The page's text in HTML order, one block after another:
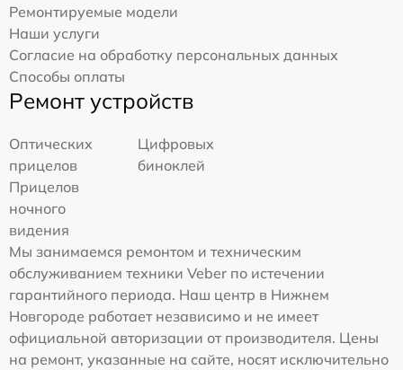
Ремонтируемые модели
Наши услуги
Согласие на обработку персональных данных
Способы оплаты
Ремонт устройств
Оптических
прицелов
Цифровых
биноклей
Прицелов
ночного
видения
Мы занимаемся ремонтом и техническим
обслуживанием техники Veber по истечении
гарантийного периода. Наш центр в Нижнем
Новгороде работает независимо и не имеет
официальной авторизации от производителя. Цены
на ремонт, указанные на сайте, носят исключительно